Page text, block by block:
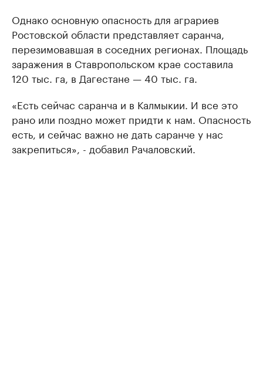
Однако основную опасность для аграриев
Ростовской области представляет саранча,
перезимовавшая в соседних регионах. Площадь
заражения в Ставропольском крае составила
120 тыс. га, в Дагестане — 40 тыс. га.
«Есть сейчас саранча и в Калмыкии. И все это
рано или поздно может придти к нам. Опасность
есть, и сейчас важно не дать саранче у нас
закрепиться», - добавил Рачаловский.